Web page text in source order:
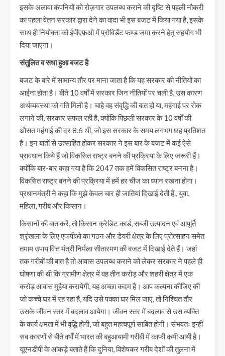
इसके अलावा कंपनियों को रोज़गार उपलब्ध कराने की दृष्टि से पहली नौकरी
का पहला वेतन सरकार द्वारा देने का वादा भी इस बजट में किया गया है, इसके
साथ ही नियोक्ता को ईपीएफ़ओ में प्रोविडेंट फण्ड जमा करने हेतु सहयोग भी
दिया जाएगा।
संतुलित व सधा हुआ बजट है
बजट के बारे में सामान्य तौर पर माना जाता है कि यह सरकार की नीतियों का
आईना होता है। बीते 10 वर्षों में सरकार जिन नीतियों पर चली है, उस कारण
अर्थव्यवस्था को गति मिली है। चाहे वह संवृद्धि की बात हो या, महंगाई पर रोक
लगाने की, सरकार सफल रही है, क्योंकि पिछली सरकार के 10 वर्षों की
औसत महंगाई की दर 8.6 थी, जो इस सरकार के समय लगभग छह प्रतिशत
है। इन बातों से उत्साहित होकर सरकार ने इस बार के बजट में कई ऐसे
प्रावधान किये हैं जो विकसित राष्ट्र बनने की प्रक्रिया के लिए जरूरी हैं।
क्योंकि बार-बार कहा गया है कि 2047 तक हमें विकसित राष्ट्र बनना है।
विकसित राष्ट्र बनने की प्रक्रिया में हमें हर चीज का ध्यान रखना होगा।
प्रधानमंत्री ने कहा कि मुझे केवल चार ही जातियां दिखाई देती हैं., युवा,
महिला, गरीब और किसान।
किसानों की बात करें, तो किसान क्रेडिट कार्ड, सब्जी उत्पादन एवं आपूर्ति
श्रृंखला के लिए एफपीओ का गठन और डेयरी क्षेत्र के लिए प्रोत्साहन समेत
तमाम उपाय वित्त मंत्री निर्मला सीतारमण की बजट में दिखाई देते हैं। जहां
तक गरीबों की बात है तो आवास उपलब्ध कराने को लेकर सरकार ने पहले ही
घोषणा की थी कि ग्रामीण क्षेत्र में वह तीन करोड़ और शहरी क्षेत्र में एक
करोड़ आवास मुहैया करायेगी, यह अच्छा कदम है। आप कल्पना कीजिए की
जो कच्चे घर में रह रहा है, यदि उसे पक्का घर मिल जाए, तो निश्चित तौर
उसके जीवन स्तर में बदलाव आयेगा। जीवन स्तर में बदलाव से उस व्यक्ति
के कार्य क्षमता में भी वृद्धि होगी, जो बहुत महत्वपूर्ण साबित होगी। संभवतः इन्हीं
सब कारणों से बीते वर्षों में भारत की बहुआयामी गरीबी में काफी कमी आयी है।
यूएनडीपी के आंकड़े बताते हैं कि दुनिया, विशेषकर गरीब देशों की तुलना में